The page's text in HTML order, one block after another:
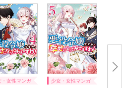
・女性マンガ 少女・女性マンガ